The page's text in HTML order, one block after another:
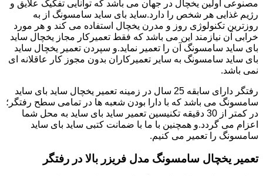
مصنوعی اولین یخچال در جهان می باشد که توانایی تفکیک علایق و
رژیم غذایی هر شخص را دارد.ساید بای ساید سامسونگ از به
روزترین تکنولوژی روز و مدرن یخچال استفاده می کند و هر مورد
خرابی آن نیازمند این می باشد که فقط تعمیرکار مجاز یخچال ساید
بای ساید سامسونگ آن را تعمیر نماید.و سپردن تعمیر یخچال ساید
بای ساید سامسونگ به سایر تعمیرکاران بدون مجوز کار عاقلانه ای
نمی باشد.
رفتگر دارای سابقه 25 سال در زمینه تعمیر یخچال ساید بای ساید
سامسونگ می باشد که با دارا بودن شعبه ها در تمامی سطح رفتگر؛
در کمتر از 30 دقیقه تکنیسین تعمیر ساید بای ساید به محل شما
اعزام می گردد.و همچنین با ما با ضمانت کتبی ساید بای ساید
سامسونگ را تعمیر می کنیم.
تعمیر یخچال سامسونگ مدل فریزر بالا در رفتگر